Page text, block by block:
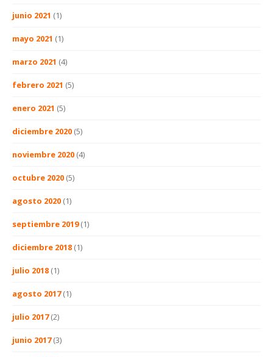
junio 2021 (1)
mayo 2021 (1)
marzo 2021 (4)
febrero 2021 (5)
enero 2021 (5)
diciembre 2020 (5)
noviembre 2020 (4)
octubre 2020 (5)
agosto 2020 (1)
septiembre 2019(1)
diciembre 2018 (1)
julio 2018 (1)
agosto 2017(1)
julio 2017(2)
junio 2017(3)